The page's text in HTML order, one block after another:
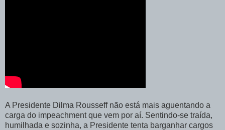
A Presidente Dilma Rousseff não está mais aguentando a
carga do impeachment que vem por aí. Sentindo-se traída,
humilhada e sozinha, a Presidente tenta barganhar cargos